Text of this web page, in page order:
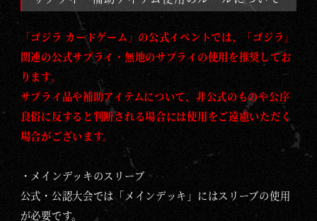
「ゴジラ カードゲーム」の公式イベントでは、「ゴジラ」
関連の公式サプライ・無地のサプライの使用を推奨してお
ります。
サプライ品や補助アイテムについて、非公式のものや公序
良俗に反すると判断される場合には使用をご遠慮いただく
場合がございます。
・メインデッキのスリーブ
公式・公認大会では「メインデッキ」にはスリーブの使用
が必要です。